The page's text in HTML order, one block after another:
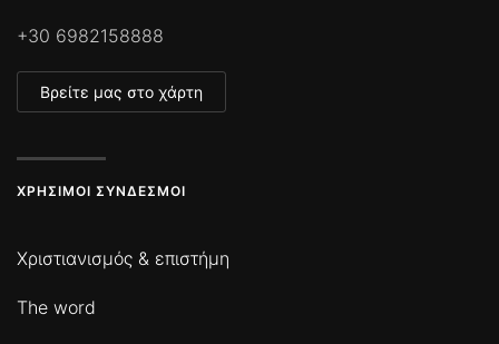
+30 6982158888
Βρείτε μας στο χάρτη
ΧΡΉΣΙΜΟΙ ΣΎΝΔΕΣΜΟΙ
Χριστιανισμός & επιστήμη
The word